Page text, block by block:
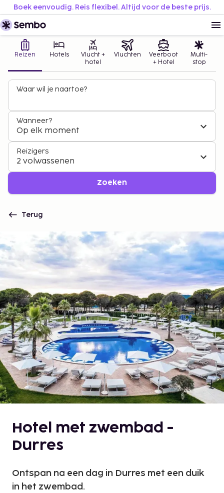
Boek eenvoudig. Reis flexibel. Altijd voor de beste prijs.
Reizen Hotels
Vlucht +
hotel
Vluchten
Veerboot
+ Hotel
Multi-
stop
Waar wil je naartoe?
Wanneer?
Op elk moment
Reizigers
2 volwassenen
Zoeken
Terug
Hotel met zwembad -
Durres
Ontspan na een dag in Durres met een duik
in het zwembad.